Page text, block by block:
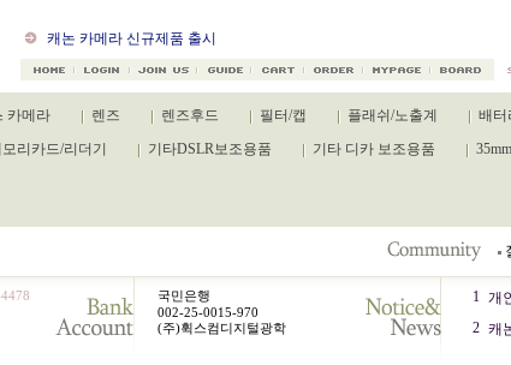
캐논 카메라 신규제품 출시
카메라 렌즈 렌즈후드 필터/캡 플래쉬/노출계
배터
리카드/리더기 기타DSLR보조용품 기타 디카 보조용품
국민은행
002-25-0015-970
(주)휙스컴디지털광학
1 개
2 캐